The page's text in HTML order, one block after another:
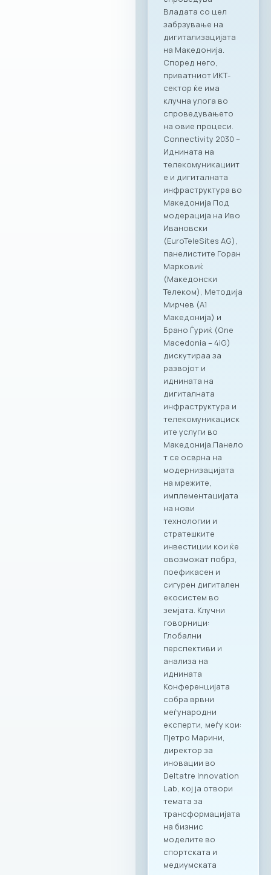
донесе нови
можности и
вистинска
додадена
вредност за
компаниите
членки. Како
патрон партнер, за
заедницата на
МАСИТ
подготвивме
специјална
програма со
ексклузивни
бенефити која ќе
биде достапна во
сите наши локации
– PARK by Ragusa,
RAGUSA 360, Ragusa
919 и Kinder PARK.
Нашата цел е да
понудиме врвно
искуство и
поддршка како за
компаниите, така и
за сите нивни
вработени,
поставувајќи нови
стандарди во
корпоративното
дружење.“ – изјави
Ирена Голомеиќ,
Директор на
продажба, RAGUSA
Group Сеопфатно
партнерство со
целото портфолио
на Ragusa Group
Она што ја прави
оваа соработка
посебна е
нејзиниот широк
опсег.
Стратешкото
партнерство и
придобивките од
специјално
креираната
програма важат за
сите капацитети во
рамките на Ragusa
Group,
овозможувајќи им
на членките избор
на соодветен
амбиент за секоја
пригода: PARK by
RAGUSA GROUP – за
престижни настани
во срцето на
Градскиот парк;
RAGUSA 360 – за
ексклузивни
корпоративни
прослави со
панорамски
поглед; RAGUSA 919
– за автентични